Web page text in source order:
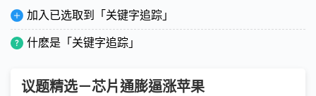
加入已选取到「关键字追踪」
什麽是「关键字追踪」
议题精选－芯片通膨逼涨苹果